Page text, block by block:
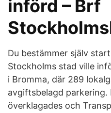
införd – Brf
Du bestämmer själv
Stockholms stad ville
i Bromma, där 289
avgiftsbelagd parkering.
överklagades och